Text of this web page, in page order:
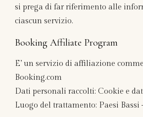
si prega di far riferimento alle
ciascun servizio.
Booking Affiliate Program
E’ un servizio di affiliazione
Booking.com
Dati personali raccolti: Cookie e
Luogo del trattamento: Paesi